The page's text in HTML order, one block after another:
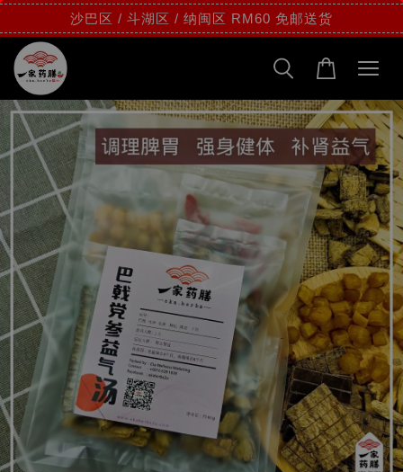
沙巴区 / 斗湖区 / 纳闽区 RM60 免邮送货